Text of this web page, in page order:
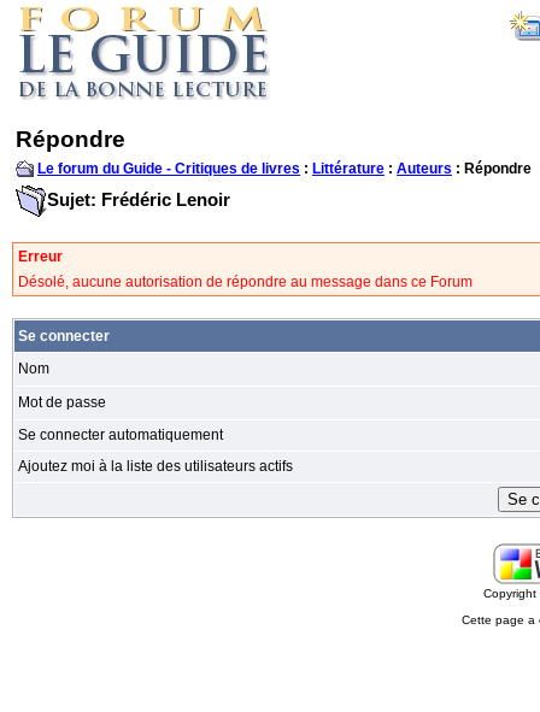
Répondre
Le forum du Guide - Critiques de livres : Littérature : Auteurs : Répondre
Sujet: Frédéric Lenoir
Erreur
Désolé, aucune autorisation de répondre au message dans ce Forum
Se connecter
Nom
Mot de passe
Se connecter automatiquement
Ajoutez moi à la liste des utilisateurs actifs
Cette page a